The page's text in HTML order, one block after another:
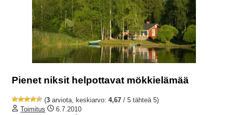
Pienet niksit helpottavat mökkielämää
(3 arviota, keskiarvo: 4,67 / 5 tähteä 5)
Toimitus
6.7.2010